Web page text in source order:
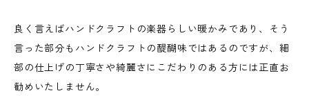
良く言えばハンドクラフトの楽器らしい暖かみであり、そう
言った部分もハンドクラフトの醍醐味ではあるのですが、細
部の仕上げの丁寧さや綺麗さにこだわりのある方には正直お
勧めいたしません。